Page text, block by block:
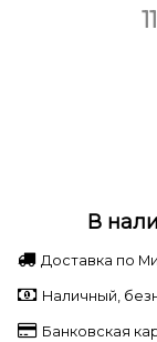
В
Доставка по
Наличный,
Банковская